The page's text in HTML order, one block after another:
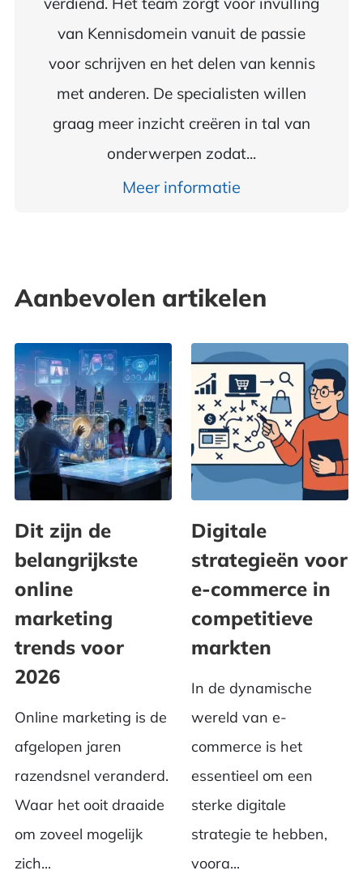
van Kennisdomein vanuit de passie
voor schrijven en het delen van kennis
met anderen. De specialisten willen
graag meer inzicht creëren in tal van
onderwerpen zodat...
Meer informatie
Aanbevolen artikelen
Dit zijn de
belangrijkste
online
marketing
trends voor
2026
Online marketing is de
afgelopen jaren
razendsnel veranderd.
Waar het ooit draaide
om zoveel mogelijk
zich...
Digitale
strategieën voor
e-commerce in
competitieve
markten
In de dynamische
wereld van e-
commerce is het
essentieel om een
sterke digitale
strategie te hebben,
voora...